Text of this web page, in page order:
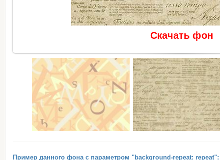
Скачать фон
Пример данного фона с параметром "background-repeat: repeat":